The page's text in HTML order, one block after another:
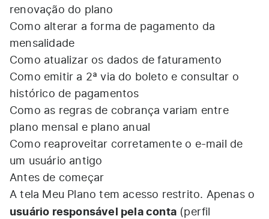
renovação do plano
Como alterar a forma de pagamento da
mensalidade
Como atualizar os dados de faturamento
Como emitir a 2ª via do boleto e consultar o
histórico de pagamentos
Como as regras de cobrança variam entre
plano mensal e plano anual
Como reaproveitar corretamente o e-mail de
um usuário antigo
Antes de começar
A tela Meu Plano tem acesso restrito. Apenas o
usuário responsável pela conta (perfil